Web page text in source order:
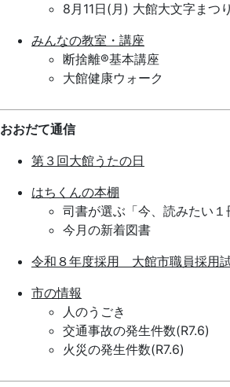
8月11日(月) 大館大文字まつ
みんなの教室・講座
断捨離®基本講座
大館健康ウォーク
おおだて通信
第３回大館うたの日
はちくんの本棚
司書が選ぶ「今、読みたい１
今月の新着図書
令和８年度採用 大館市職員採用
市の情報
人のうごき
交通事故の発生件数(R7.6)
火災の発生件数(R7.6)